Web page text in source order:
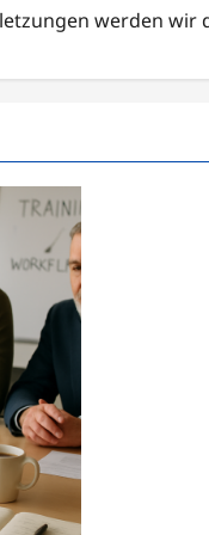
werden